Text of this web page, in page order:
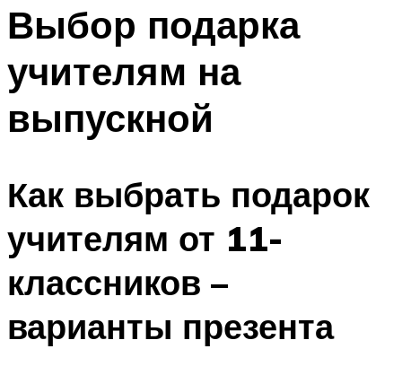
Выбор подарка
учителям на
выпускной
Как выбрать подарок
учителям от 11-
классников –
варианты презента